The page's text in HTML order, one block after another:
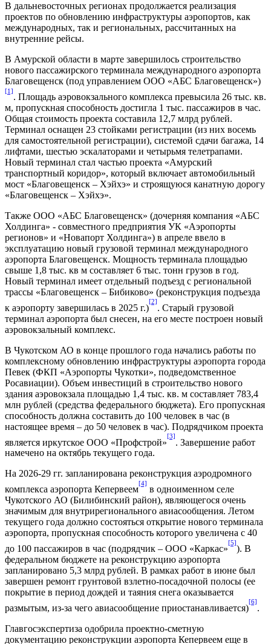
В дальневосточных регионах продолжается реализация
проектов по обновлению инфраструктуры аэропортов, как
международных, так и региональных, рассчитанных на
внутренние рейсы.
В Амурской области в марте завершилось строительство
нового пассажирского терминала международного аэропорта
Благовещенск (под управлением ООО «АБС Благовещенск»)
[1]
. Площадь аэровокзального комплекса превысила 26 тыс. кв.
м, пропускная способность достигла 1 тыс. пассажиров в час.
Общая стоимость проекта составила 12,7 млрд рублей.
Терминал оснащен 23 стойками регистрации (из них восемь
для самостоятельной регистрации), системой сдачи багажа, 14
лифтами, шестью эскалаторами и четырьмя телетрапами.
Новый терминал стал частью проекта «Амурский
транспортный коридор», который включает автомобильный
мост «Благовещенск – Хэйхэ» и строящуюся канатную дорогу
«Благовещенск – Хэйхэ».
Также ООО «АБС Благовещенск» (дочерняя компания «АБС
Холдинга» - совместного предприятия УК «Аэропорты
регионов» и «Новапорт Холдинга») в апреле ввело в
эксплуатацию новый грузовой терминал международного
аэропорта Благовещенск. Мощность терминала площадью
свыше 1,8 тыс. кв м составляет 6 тыс. тонн грузов в год.
Новый терминал имеет отдельный подъезд с региональной
трассы «Благовещенск – Бибиково» (реконструкция подъезда
к аэропорту завершилась в 2025 г.)
[2]
. Старый грузовой
терминал аэропорта был снесен, на его месте построен новый
аэровокзальный комплекс.
В Чукотском АО в конце прошлого года начались работы по
комплексному обновлению инфраструктуры аэропорта города
Певек (ФКП «Аэропорты Чукотки», подведомственное
Росавиации). Объем инвестиций в строительство нового
здания аэровокзала площадью 1,4 тыс. кв. м составляет 783,4
млн рублей (средства федерального бюджета). Его пропускная
способность должна составить до 100 человек в час (в
настоящее время – до 50 человек в час). Подрядчиком проекта
является иркутское ООО «Профстрой»
[3]
. Завершение работ
намечено на октябрь текущего года.
На 2026-29 гг. запланирована реконструкция аэродромного
комплекса аэропорта Кепервеем
[4]
в одноименном селе
Чукотского АО (Билибинский район), являющегося очень
значимым для внутрирегионального авиасообщения. Летом
текущего года должно состояться открытие нового терминала
аэропорта, пропускная способность которого увеличена с 40
до 100 пассажиров в час (подрядчик – ООО «Каркас»
[5]
). В
федеральном бюджете на реконструкцию аэропорта
запланировано 5,3 млрд рублей. В рамках работ в июне был
завершен ремонт грунтовой взлетно-посадочной полосы (ее
покрытие в период дождей и таяния снега оказывается
размытым, из-за чего авиасообщение приостанавливается)
[6]
.
Главгосэкспертиза одобрила проектно-сметную
документацию реконструкции аэропорта Кепервеем еще в